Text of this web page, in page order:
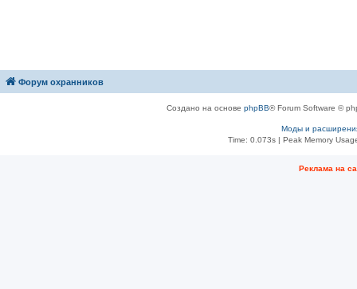
Форум охранников
Создано на основе phpBB® Forum Software ©
Моды и
Time: 0.073s| Peak Memory
Рeклама на